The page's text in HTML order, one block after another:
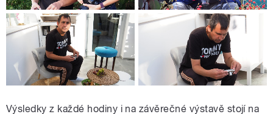
Výsledky z každé hodiny i na závěrečné výstavě stojí na